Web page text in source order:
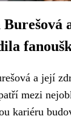
Burešová
a její
mezi
kariéru